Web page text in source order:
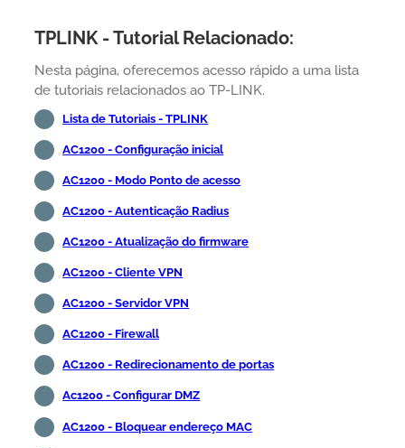
TPLINK - Tutorial Relacionado:
Nesta página, oferecemos acesso rápido a uma lista
de tutoriais relacionados ao TP-LINK.
Lista de Tutoriais - TPLINK
AC1200 - Configuração inicial
AC1200 - Modo Ponto de acesso
AC1200 - Autenticação Radius
AC1200 - Atualização do firmware
AC1200 - Cliente VPN
AC1200 - Servidor VPN
AC1200 - Firewall
AC1200 - Redirecionamento de portas
Ac1200 - Configurar DMZ
AC1200 - Bloquear endereço MAC